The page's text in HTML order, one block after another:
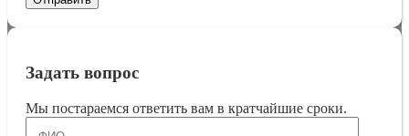
Задать вопрос
Мы постараемся ответить вам в кратчайшие сроки.